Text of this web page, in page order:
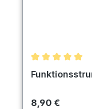
Regulärer Preis:
8,90 €